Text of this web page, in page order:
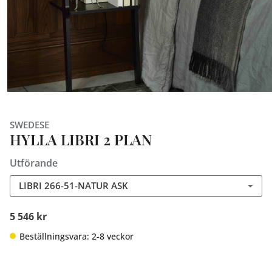
SWEDESE
HYLLA LIBRI 2 PLAN
Utförande
LIBRI 266-51-NATUR ASK
5 546 kr
Beställningsvara: 2-8 veckor